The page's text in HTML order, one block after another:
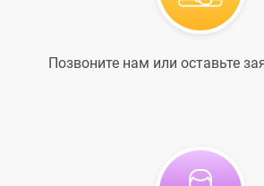
Позвоните нам или оставьте